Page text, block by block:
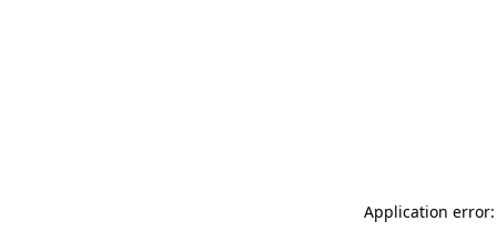
Application